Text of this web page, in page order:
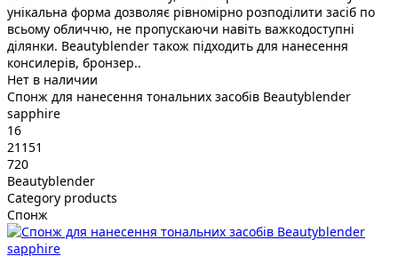
унікальна форма дозволяє рівномірно розподілити засіб по
всьому обличчю, не пропускаючи навіть важкодоступні
ділянки. Beautyblender також підходить для нанесення
консилерів, бронзер..
Нет в наличии
Спонж для нанесення тональних засобів Beautyblender
sapphire
16
21151
720
Beautyblender
Category products
Спонж